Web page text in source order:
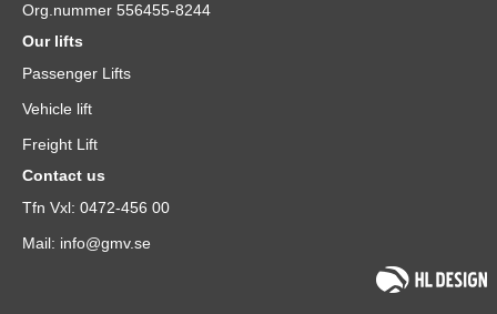
Org.nummer 556455-8244
Our lifts
Passenger Lifts
Vehicle lift
Freight Lift
Contact us
Tfn Vxl: 0472-456 00
Mail: info@gmv.se